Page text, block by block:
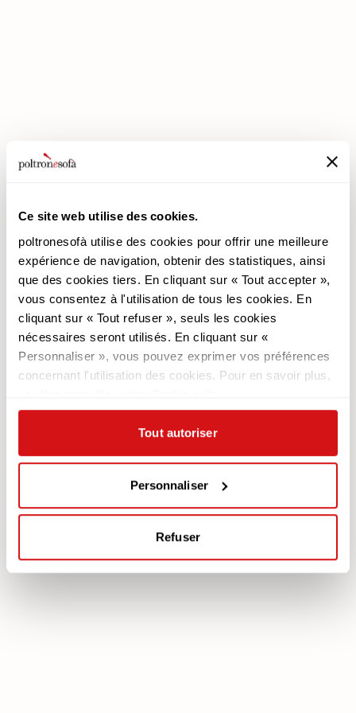
Ce site web utilise des cookies.
poltronesofà utilise des cookies pour offrir une meilleure
expérience de navigation, obtenir des statistiques, ainsi
que des cookies tiers. En cliquant sur « Tout accepter »,
vous consentez à l'utilisation de tous les cookies. En
cliquant sur « Tout refuser », seuls les cookies
nécessaires seront utilisés. En cliquant sur «
Personnaliser », vous pouvez exprimer vos préférences
concernant l'utilisation des cookies. Pour en savoir plus,
Tout autoriser
Personnaliser
Refuser
poltronesofà
Pourquoi nous choisir
Nos Magasins
Nous recrutons
Contacts
Produits
Les Promotions
Revêtements
Les Canapés
Les Fauteuils
Documentation
Légale
Plan Assistance
Téléchargez votre garantie